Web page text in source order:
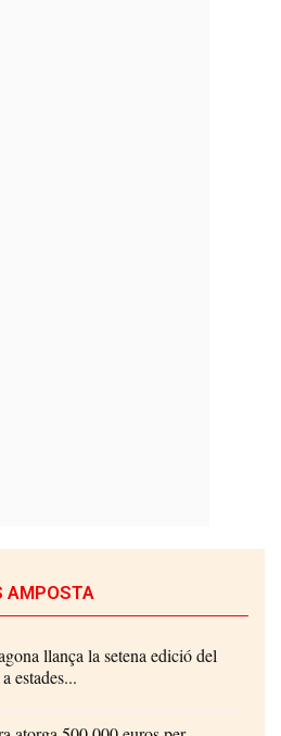
AMPOSTA
llança la setena edició del
estades...